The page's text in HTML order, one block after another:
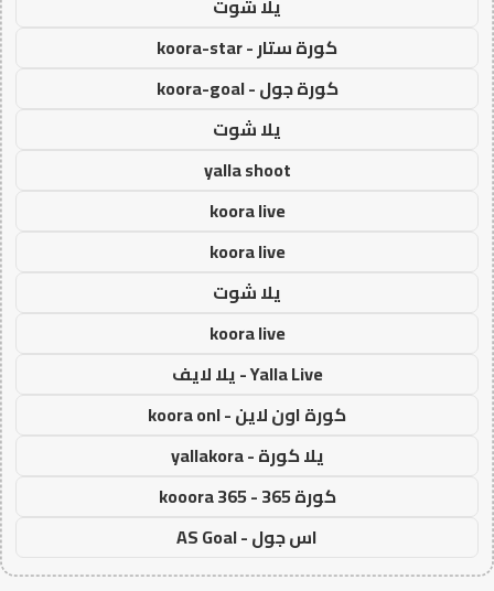
كورة ستار - koora-star
كورة جول - koora-goal
يلا شوت
yalla shoot
koora live
koora live
يلا شوت
koora live
Yalla Live - يلا لايف
كورة اون لاين - koora onl
يلا كورة - yallakora
كورة 365 - kooora 365
اس جول - AS Goal